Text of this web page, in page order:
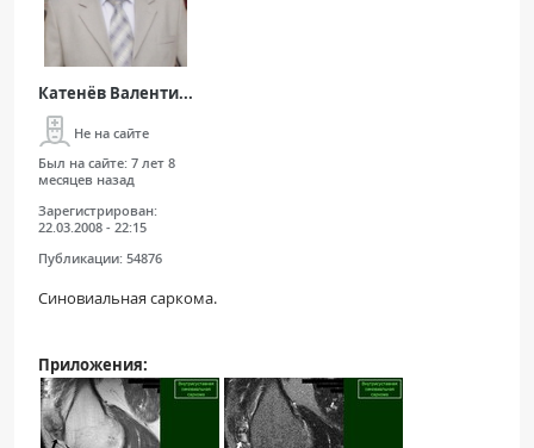
Катенёв Валенти...
Не на сайте
Был на сайте: 7 лет 8
месяцев назад
Зарегистрирован:
22.03.2008 - 22:15
Публикации: 54876
Синовиальная саркома.
Приложения: